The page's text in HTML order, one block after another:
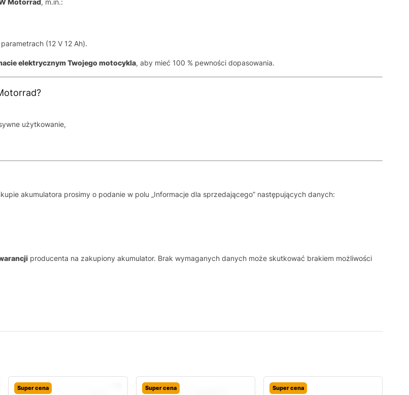
Motorrad, m.in.:
(12 V 12 Ah).
elektrycznym Twojego motocykla, aby mieć 100 % pewności dopasowania.
użytkowanie,
akumulatora prosimy o podanie w polu „Informacje dla sprzedającego” następujących danych:
producenta na zakupiony akumulator. Brak wymaganych danych może skutkować brakiem możliwości
Super cena Super cena Super cena